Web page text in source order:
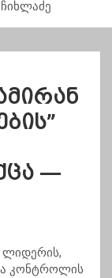
—
კონტროლის